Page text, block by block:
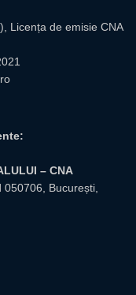
Licența de emisie CNA
– CNA
București,